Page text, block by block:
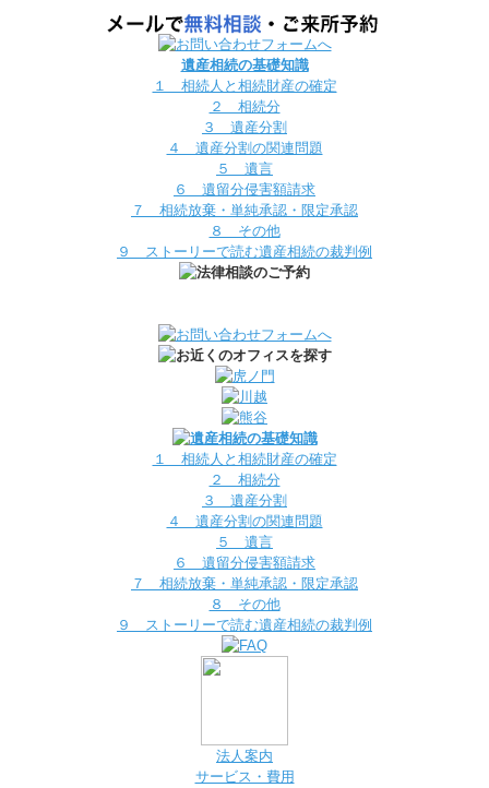
遺産相続の基礎知識
１ 相続人と相続財産の確定
２ 相続分
３ 遺産分割
４ 遺産分割の関連問題
５ 遺言
６ 遺留分侵害額請求
７ 相続放棄・単純承認・限定承認
８ その他
９ ストーリーで読む遺産相続の裁判例
１ 相続人と相続財産の確定
２ 相続分
３ 遺産分割
４ 遺産分割の関連問題
５ 遺言
６ 遺留分侵害額請求
７ 相続放棄・単純承認・限定承認
８ その他
９ ストーリーで読む遺産相続の裁判例
法人案内
サービス・費用